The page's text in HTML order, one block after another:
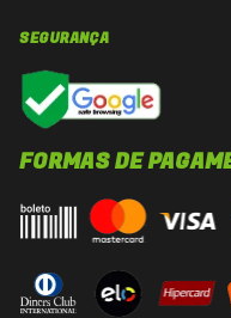
SEGURANÇA
FORMAS DE